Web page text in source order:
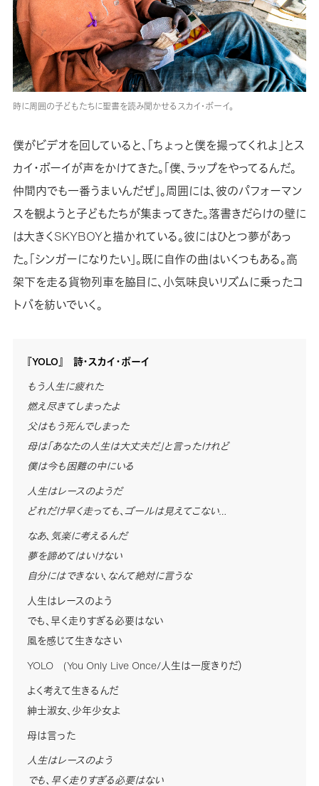
時に周囲の子どもたちに聖書を読み聞かせるスカイ・ボーイ。
僕がビデオを回していると、「ちょっと僕を撮ってくれよ」とス
カイ・ボーイが声をかけてきた。「僕、ラップをやってるんだ。
仲間内でも一番うまいんだぜ」。周囲には、彼のパフォーマン
スを観ようと子どもたちが集まってきた。落書きだらけの壁に
は大きくSKYBOYと描かれている。彼にはひとつ夢があっ
た。「シンガーになりたい」。既に自作の曲はいくつもある。高
架下を走る貨物列車を脇目に、小気味良いリズムに乗ったコ
トバを紡いでいく。
『YOLO』 詩・スカイ・ボーイ
もう人生に疲れた
燃え尽きてしまったよ
父はもう死んでしまった
母は「あなたの人生は大丈夫だ」と言ったけれど
僕は今も困難の中にいる
人生はレースのようだ
どれだけ早く走っても、ゴールは見えてこない…
なあ、気楽に考えるんだ
夢を諦めてはいけない
自分にはできない、なんて絶対に言うな
人生はレースのよう
でも、早く走りすぎる必要はない
風を感じて生きなさい
YOLO (You Only Live Once/人生は一度きりだ）
よく考えて生きるんだ
紳士淑女、少年少女よ
母は言った
人生はレースのよう
でも、早く走りすぎる必要はない